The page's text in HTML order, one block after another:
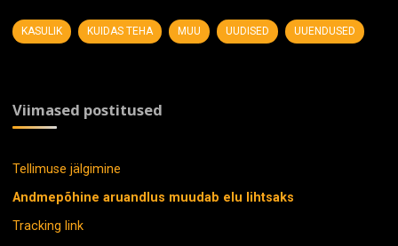
KASULIK KUIDAS TEHA MUU UUDISED UUENDUSED
Viimased postitused
Tellimuse jälgimine
Andmepõhine aruandlus muudab elu lihtsaks
Tracking link